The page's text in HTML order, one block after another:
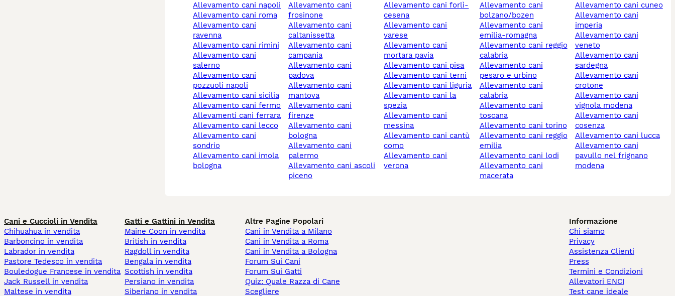
allevamento cani napoli
allevamento cani roma
allevamento cani
ravenna
allevamento cani rimini
allevamento cani
salerno
allevamento cani
pozzuoli napoli
allevamento cani sicilia
allevamento cani fermo
allevamenti cani ferrara
allevamento cani lecco
allevamento cani
sondrio
allevamento cani imola
bologna
allevamento cani
frosinone
allevamento cani
caltanissetta
allevamento cani
campania
allevamento cani
padova
allevamento cani
mantova
allevamento cani
firenze
allevamento cani
bologna
allevamento cani
palermo
allevamento cani ascoli
piceno
allevamento cani forlì-
cesena
allevamento cani
varese
allevamento cani
mortara pavia
allevamento cani pisa
allevamento cani terni
allevamento cani liguria
allevamento cani la
spezia
allevamento cani
messina
allevamento cani cantù
como
allevamento cani
verona
allevamento cani
bolzano/bozen
allevamento cani
emilia-romagna
allevamento cani reggio
calabria
allevamento cani
pesaro e urbino
allevamento cani
calabria
allevamento cani
toscana
allevamento cani torino
allevamento cani reggio
emilia
allevamento cani lodi
allevamento cani
macerata
allevamento cani cuneo
allevamento cani
imperia
allevamento cani
veneto
allevamento cani
sardegna
allevamento cani
crotone
allevamento cani
vignola modena
allevamento cani
cosenza
allevamento cani lucca
allevamento cani
pavullo nel frignano
modena
Cani e Cuccioli in Vendita
Chihuahua in vendita
Barboncino in vendita
Labrador in vendita
Pastore Tedesco in vendita
Bouledogue Francese in vendita
Jack Russell in vendita
Maltese in vendita
Gatti e Gattini in Vendita
Maine Coon in vendita
British in vendita
Ragdoll in vendita
Bengala in vendita
Scottish in vendita
Persiano in vendita
Siberiano in vendita
Altre Pagine Popolari
Cani in Vendita a Milano
Cani in Vendita a Roma
Cani in Vendita a Bologna
Forum Sui Cani
Forum Sui Gatti
Quiz: Quale Razza di Cane
Scegliere
Informazione
Chi siamo
Privacy
Assistenza Clienti
Press
Termini e Condizioni
Allevatori ENCI
Test cane ideale